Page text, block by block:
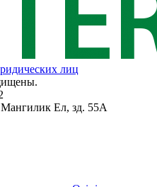
лиц
Ел, зд. 55А